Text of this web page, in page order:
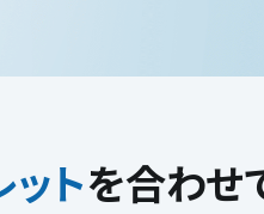
ットを合わせ